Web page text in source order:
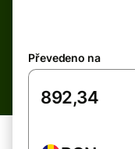
Převedeno na